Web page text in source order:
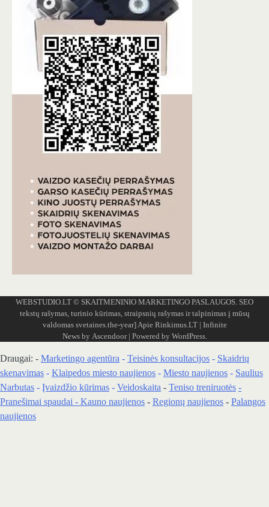
WEBSTUDIO.LT © SKAITMENINIO MARKETINGO PASLAUGOS. SEO
tekstų rašymas, turinio kūrimas, straipsnių rašymas ir talpinimas į mūsų
valdomas svetaines.the-year]Apie Rinkimus.LT| Infinite
News by Ascendoor| Powered by WordPress.
Draugai: - Marketingo agentūra - Teisinės konsultacijos - Skaidrių
skenavimas - Klaipedos miesto naujienos - Miesto naujienos - Saulius
Narbutas - Įvaizdžio kūrimas - Veidoskaita - Teniso treniruotės -
Pranešimai spaudai - Kauno naujienos - Regionų naujienos - Palangos
naujienos